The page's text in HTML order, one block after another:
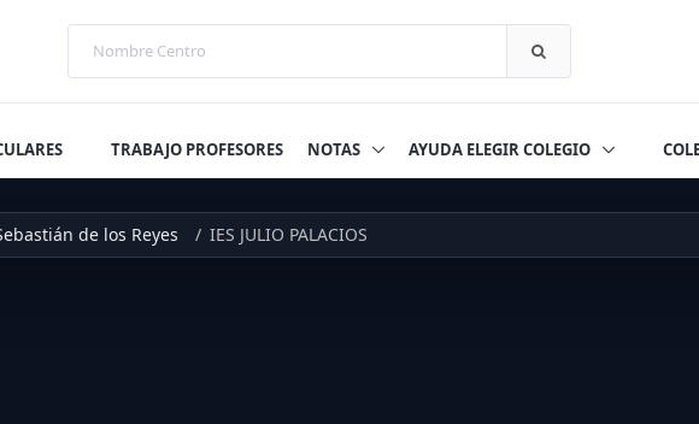
TRABAJO PROFESORES NOTAS AYUDA ELEGIR COLEGIO
de los Reyes IES JULIO PALACIOS